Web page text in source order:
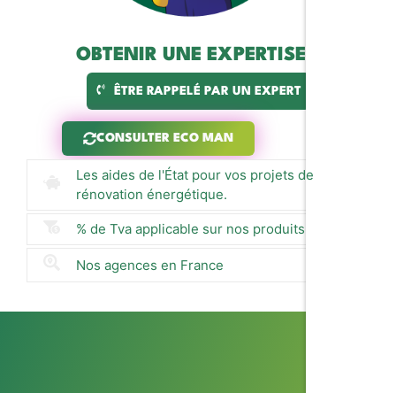
OBTENIR UNE EXPERTISE ?
ÊTRE RAPPELÉ PAR UN EXPERT
CONSULTER ECO MAN
Les aides de l'État pour vos projets de
rénovation énergétique.
% de Tva applicable sur nos produits
Nos agences en France